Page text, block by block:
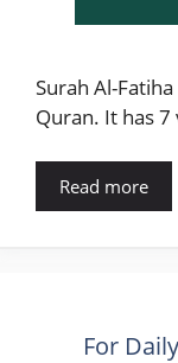
Surah Al-
Quran. It has
Read more
For